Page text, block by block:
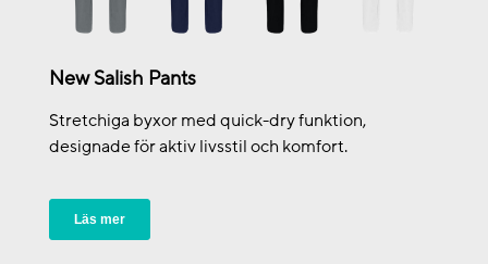
New Salish Pants
Stretchiga byxor med quick-dry funktion,
designade för aktiv livsstil och komfort.
Läs mer